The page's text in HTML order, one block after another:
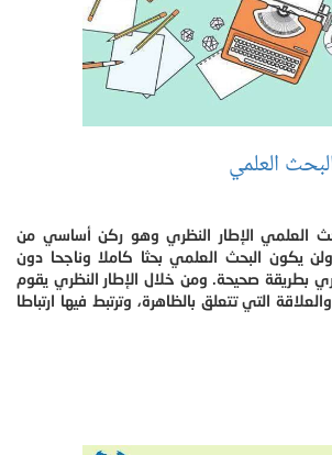
العلمي
العلمي الإطار النظري وهو ركن أساسي من
يكون البحث العلمي بحثا كاملا وناجحا دون
بطريقة صحيحة. ومن خلال الإطار النظري يقوم
التي تتعلق بالظاهرة، وترتبط فيها ارتباطا